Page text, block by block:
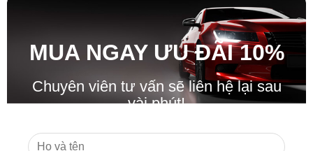
MUA NGAY ƯU ĐÃI10%
Chuyên viên tư vấn sẽ liên hệ lại sau
vài phút!